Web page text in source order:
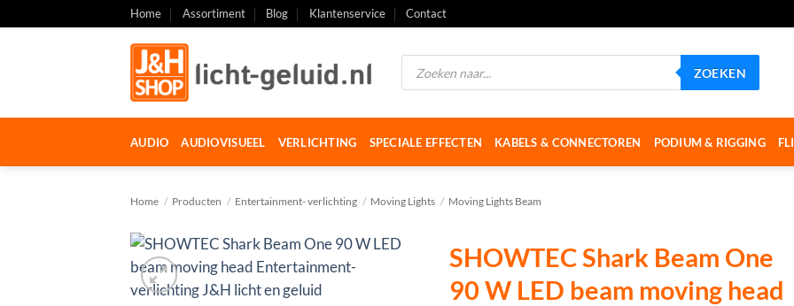
naar
Home Assortiment Blog Klantenservice Contact
Producten
zoeken
ZOEKEN
AUDIO AUDIOVISUEEL VERLICHTING SPECIALE EFFECTEN KABELS & CONNECTOREN PODIUM & RIGGING
Home / Producten / Entertainment- verlichting / Moving Lights / Moving Lights Beam
SHOWTEC Shark Beam One
90 W LED beam moving head